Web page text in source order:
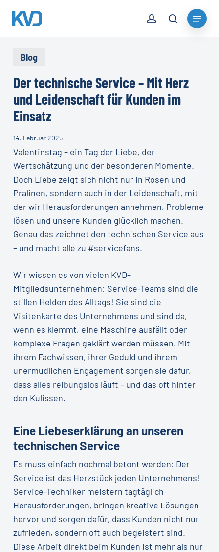
search
Menu
Blog
Der technische Service – Mit Herz
und Leidenschaft für Kunden im
Einsatz
14. Februar 2025
Valentinstag – ein Tag der Liebe, der
Wertschätzung und der besonderen Momente.
Doch Liebe zeigt sich nicht nur in Rosen und
Pralinen, sondern auch in der Leidenschaft, mit
der wir Herausforderungen annehmen, Probleme
lösen und unsere Kunden glücklich machen.
Genau das zeichnet den technischen Service aus
– und macht alle zu #servicefans.
Wir wissen es von vielen KVD-
Mitgliedsunternehmen: Service-Teams sind die
stillen Helden des Alltags! Sie sind die
Visitenkarte des Unternehmens und sind da,
wenn es klemmt, eine Maschine ausfällt oder
komplexe Fragen geklärt werden müssen. Mit
ihrem Fachwissen, ihrer Geduld und ihrem
unermüdlichen Engagement sorgen sie dafür,
dass alles reibungslos läuft – und das oft hinter
den Kulissen.
Eine Liebeserklärung an unseren
technischen Service
Es muss einfach nochmal betont werden: Der
Service ist das Herzstück jeden Unternehmens!
Service-Techniker meistern tagtäglich
Herausforderungen, bringen kreative Lösungen
hervor und sorgen dafür, dass Kunden nicht nur
zufrieden, sondern oft auch begeistert sind.
Diese Arbeit direkt beim Kunden ist mehr als nur
Close